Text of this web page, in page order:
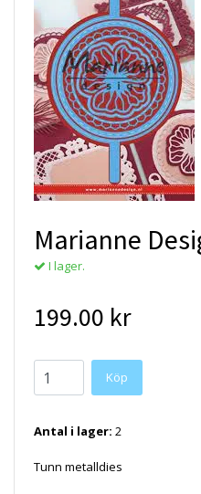
Marianne
I lager.
199.00 kr
Antal i lager: 2
Tunn metalldies